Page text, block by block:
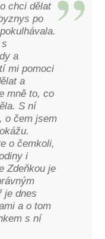
chci dělat
po
a
mi pomoci
a
mně to, co
S ní
o čem jsem
o čemkoli,
i
Zdeňkou je
je dnes
a o tom
s ní